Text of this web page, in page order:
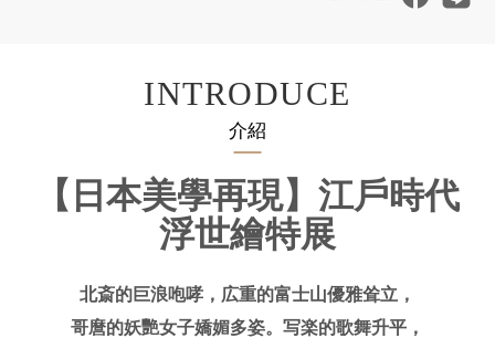
INTRODUCE
介紹
【日本美學再現】江戶時代
浮世繪特展
北斎的巨浪咆哮，広重的富士山優雅耸立，
哥麿的妖艷女子嬌媚多姿。写楽的歌舞升平，